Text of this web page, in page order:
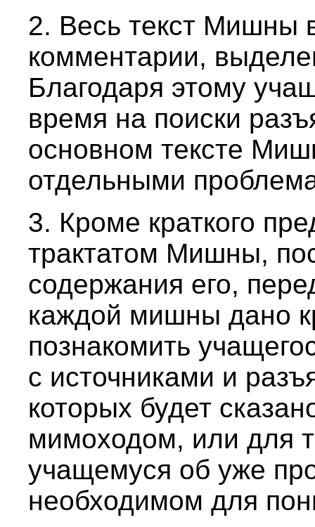
2. Весь текст Мишны
комментарии,
Благодаря этому
время на поиски
основном тексте
отдельными
3. Кроме краткого
трактатом Мишны,
содержания его,
каждой мишны дано
познакомить
с источниками и
которых будет
мимоходом, или для
учащемуся об уже
необходимом для